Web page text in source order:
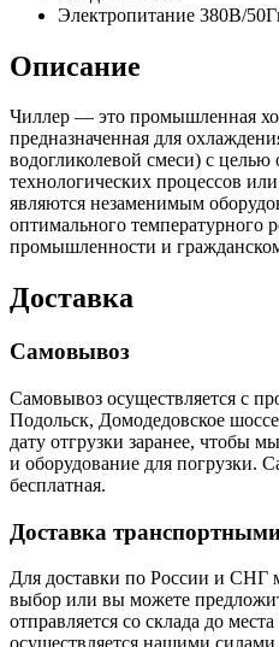
Электропитание 380В/
Описание
Чиллер — это промышленная
предназначенная для
водогликолевой смеси) с целью
технологических процессов
являются незаменимым
оптимального температурного
промышленности и гражданском
Доставка
Самовывоз
Самовывоз осуществляется с
Подольск, Домодедовское
дату отгрузки заранее, чтобы
и оборудование для погрузки.
бесплатная.
Доставка
Для доставки по России и СНГ
выбор или вы можете
отправляется со склада до